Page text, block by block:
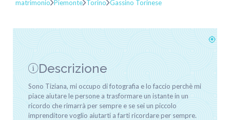
matrimonio Piemonte Torino Gassino Torinese
Descrizione
Sono Tiziana, mi occupo di fotografia e lo faccio perchè mi
piace aiutare le persone a trasformare un istante in un
ricordo che rimarrà per sempre e se sei un piccolo
imprenditore voglio aiutarti a farti ricordare per sempre.